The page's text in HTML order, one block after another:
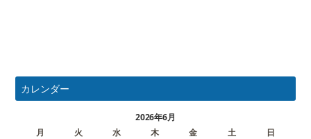
カレンダー
2026年6月
月
火 水 木 金 土
日